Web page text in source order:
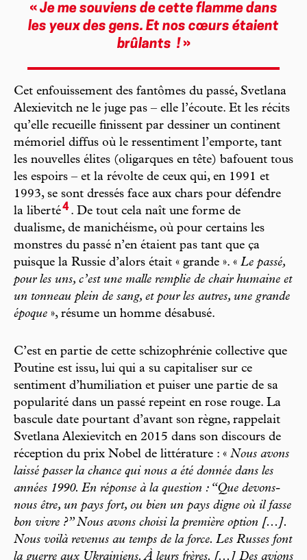
« Je me souviens de cette flamme dans
les yeux des gens. Et nos cœurs étaient
brûlants !»
Cet enfouissement des fantômes du passé, Svetlana
Alexievitch ne le juge pas – elle l’écoute. Et les récits
qu’elle recueille finissent par dessiner un continent
mémoriel diffus où le ressentiment l’emporte, tant
les nouvelles élites (oligarques en tête) bafouent tous
les espoirs – et la révolte de ceux qui, en 1991 et
1993, se sont dressés face aux chars pour défendre
la liberté4. De tout cela naît une forme de
dualisme, de manichéisme, où pour certains les
monstres du passé n’en étaient pas tant que ça
puisque la Russie d’alors était « grande ». « Le passé,
pour les uns, c’est une malle remplie de chair humaine et
un tonneau plein de sang, et pour les autres, une grande
époque », résume un homme désabusé.
C’est en partie de cette schizophrénie collective que
Poutine est issu, lui qui a su capitaliser sur ce
sentiment d’humiliation et puiser une partie de sa
popularité dans un passé repeint en rose rouge. La
bascule date pourtant d’avant son règne, rappelait
Svetlana Alexievitch en 2015 dans son discours de
réception du prix Nobel de littérature : « Nous avons
laissé passer la chance qui nous a été donnée dans les
années 1990. En réponse à la question : “Que devons-
nous être, un pays fort, ou bien un pays digne où il fasse
bon vivre ?” Nous avons choisi la première option [...].
Nous voilà revenus au temps de la force. Les Russes font
la guerre aux Ukrainiens. À leurs frères. [...] Des avions